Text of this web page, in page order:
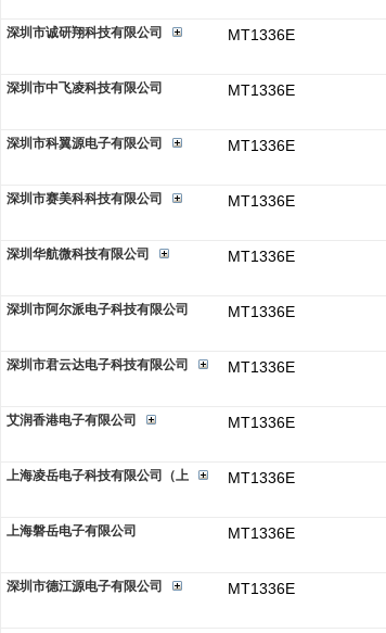
深圳市诚研翔科技有限公司 MT1336E
深圳市中飞凌科技有限公司 MT1336E
深圳市科翼源电子有限公司 MT1336E
深圳市赛美科科技有限公司 MT1336E
深圳华航微科技有限公司
MT1336E
深圳市阿尔派电子科技有限公司 MT1336E
深圳市君云达电子科技有限公司 MT1336E
艾润香港电子有限公司 MT1336E
上海凌岳电子科技有限公司（上 MT1336E
上海磐岳电子有限公司 MT1336E
深圳市德江源电子有限公司 MT1336E